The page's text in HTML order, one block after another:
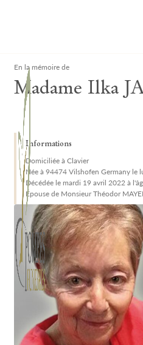
En la mémoire de
Madame Ilka
Informations
Domiciliée à Clavier
Née à 94474 Vilshofen Germany le
Décédée le mardi 19 avril 2022 à
Épouse de Monsieur Théodor